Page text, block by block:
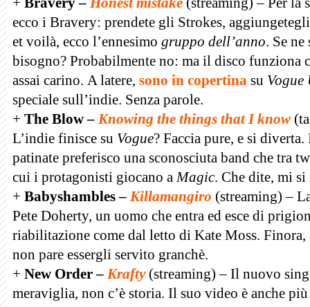
ecco i Bravery: prendete gli Strokes,
et voilà, ecco l’ennesimo gruppo dell’anno. Se
bisogno? Probabilmente no: ma il disco funziona
assai carino. A latere, sono in copertina su Vogue
speciale sull’indie. Senza parole.
+ The Blow – Knowing the things that I know
L’indie finisce su Vogue? Faccia pure, e si
patinate preferisco una sconosciuta band che tra
cui i protagonisti giocano aMagic. Che dite, mi
+ Babyshambles – Killamangiro (streaming) –
Pete Doherty, un uomo che entra ed esce di
riabilitazione come dal letto di Kate Moss.
non pare essergli servito granchè.
+ New Order – Krafty(streaming) – Il nuovo
meraviglia, non c’è storia. Il suo video è anche